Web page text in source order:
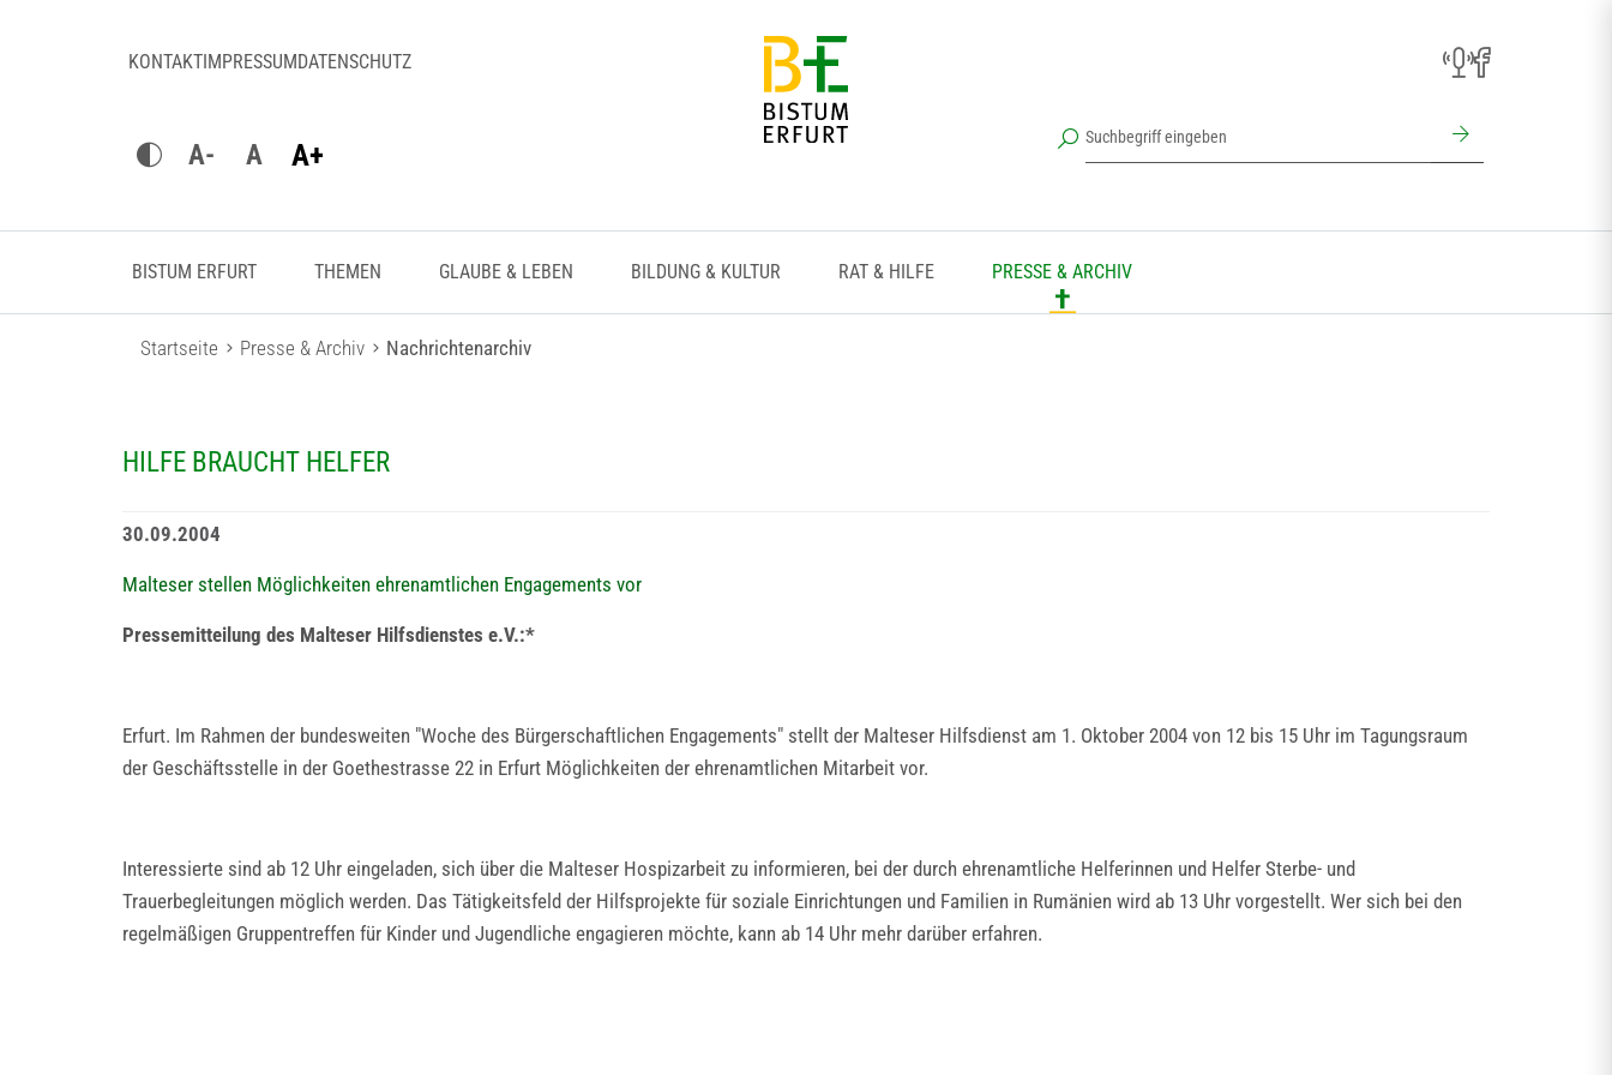
KONTAKTIMPRESSUMDATENSCHUTZ
A- A A+
BISTUM ERFURT THEMEN GLAUBE & LEBEN BILDUNG & KULTUR RAT & HILFE PRESSE & ARCHIV
Startseite Presse & Archiv Nachrichtenarchiv
HILFE BRAUCHT HELFER
30.09.2004
Malteser stellen Möglichkeiten ehrenamtlichen Engagements vor
Pressemitteilung des Malteser Hilfsdienstes e.V.:*
Erfurt. Im Rahmen der bundesweiten "Woche des Bürgerschaftlichen Engagements" stellt der Malteser Hilfsdienst am 1. Oktober 2004 von 12 bis 15 Uhr im Tagungsraum
der Geschäftsstelle in der Goethestrasse 22 in Erfurt Möglichkeiten der ehrenamtlichen Mitarbeit vor.
Interessierte sind ab 12 Uhr eingeladen, sich über die Malteser Hospizarbeit zu informieren, bei der durch ehrenamtliche Helferinnen und Helfer Sterbe- und
Trauerbegleitungen möglich werden. Das Tätigkeitsfeld der Hilfsprojekte für soziale Einrichtungen und Familien in Rumänien wird ab 13 Uhr vorgestellt. Wer sich bei den
regelmäßigen Gruppentreffen für Kinder und Jugendliche engagieren möchte, kann ab 14 Uhr mehr darüber erfahren.